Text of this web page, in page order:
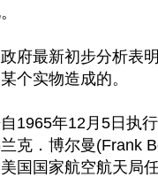
府最新初步分析表
个实物造成的。
1965年12月5日执
克．博尔曼(Frank
国国家航空航天局